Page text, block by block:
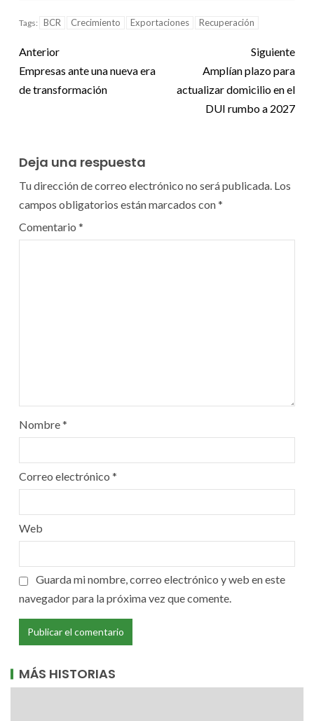
Tags: BCR Crecimiento Exportaciones Recuperación
Anterior
Empresas ante una nueva era
de transformación
Siguiente
Amplían plazo para
actualizar domicilio en el
DUI rumbo a 2027
Deja una respuesta
Tu dirección de correo electrónico no será publicada. Los
campos obligatorios están marcados con*
Comentario *
Nombre*
Correo electrónico *
Web
Guarda mi nombre, correo electrónico y web en este
navegador para la próxima vez que comente.
MÁS HISTORIAS